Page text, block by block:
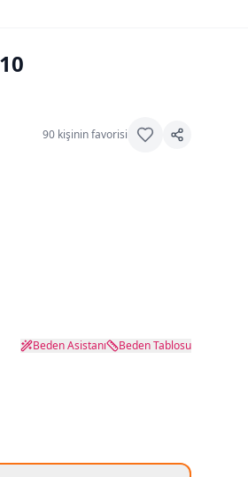
90 kişinin favorisi
Beden Asistanı Beden Tablosu